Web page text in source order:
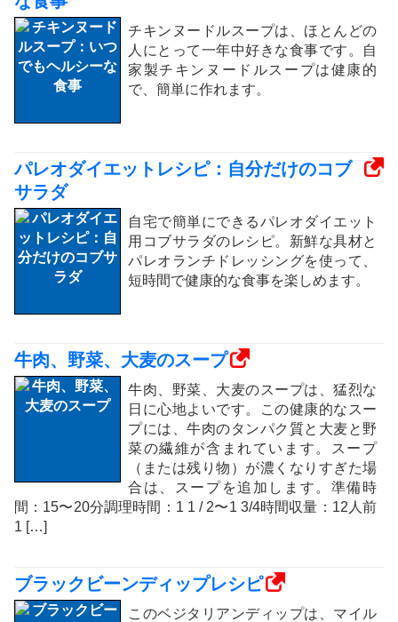
チキンヌードルスープは、ほとんどの
人にとって一年中好きな食事です。自
家製チキンヌードルスープは健康的
で、簡単に作れます。
パレオダイエットレシピ：自分だけのコブ
サラダ
自宅で簡単にできるパレオダイエット
用コブサラダのレシピ。新鮮な具材と
パレオランチドレッシングを使って、
短時間で健康的な食事を楽しめます。
牛肉、野菜、大麦のスープ
牛肉、野菜、大麦のスープは、猛烈な
日に心地よいです。この健康的なスー
プには、牛肉のタンパク質と大麦と野
菜の繊維が含まれています。スープ
（または残り物）が濃くなりすぎた場
合は、スープを追加します。準備時
間：15〜20分調理時間：1 1 / 2〜1 3/4時間収量：12人前
1 […]
ブラックビーンディップレシピ
このベジタリアンディップは、マイル